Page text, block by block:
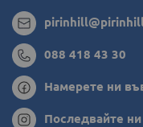
088 418 43 30
Намерете ни
Последвайте